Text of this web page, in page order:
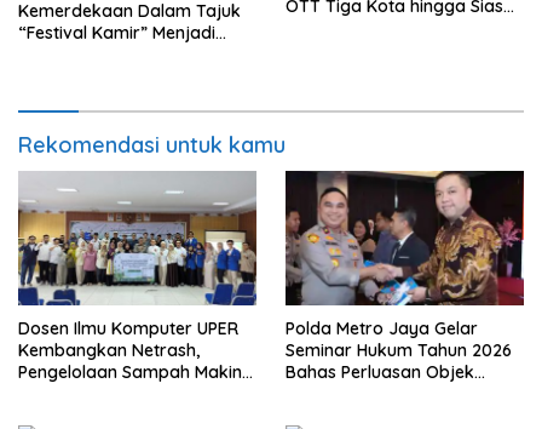
Kemerdekaan Dalam Tajuk
“Festival Kamir” Menjadi
OTT Tiga Kota hingga Siasat
Rekomendasi untuk kamu
Dosen Ilmu Komputer UPER
Kembangkan Netrash,
Pengelolaan Sampah Makin
Polda Metro Jaya Gelar
Seminar Hukum Tahun 2026
Bahas Perluasan Objek